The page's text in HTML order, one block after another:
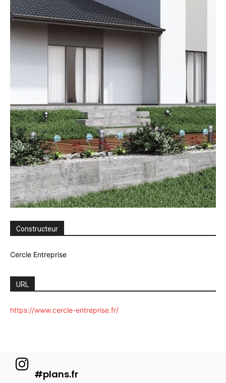
Constructeur
Cercle Entreprise
URL
https://www.cercle-entreprise.fr/
#plans.fr